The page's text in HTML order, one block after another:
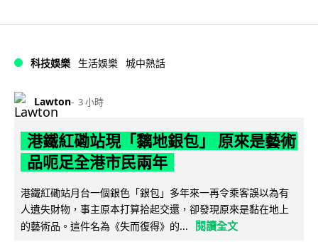
科技娛樂 生活娛樂 城中熱話
Lawton 3 小時
港鐵紅磡站現「黐地銀包」 原來是藝術
品呃足全港市民兩年
港鐵紅磡站月台一個銀色「銀包」多年來一再令乘客誤以為有
人遺失財物，事主原本打算拾起交還，卻發現原來是黏在地上
的藝術品。這件名為《失而復得》的...
閱讀全文